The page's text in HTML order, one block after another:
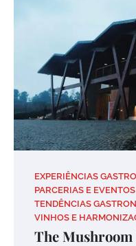
EXPERIÊNCIAS
PARCERIAS E EVENTOS
TENDÊNCIAS
VINHOS E
The